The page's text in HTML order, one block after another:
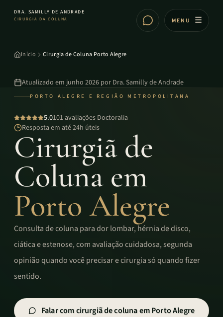
DRA. SAMILLY DE ANDRADE
CIRURGIA DA COLUNA MENU
Início Cirurgia de Coluna Porto Alegre
Atualizado em junho 2026 por Dra. Samilly de Andrade
PORTO ALEGRE E REGIÃO METROPOLITANA
5.0101 avaliações Doctoralia
Resposta em até 24h úteis
Cirurgiã de
Coluna em
Porto Alegre
Consulta de coluna para dor lombar, hérnia de disco,
ciática e estenose, com avaliação cuidadosa, segunda
opinião quando você precisar e cirurgia só quando fizer
sentido.
Falar com cirurgiã de coluna em Porto Alegre